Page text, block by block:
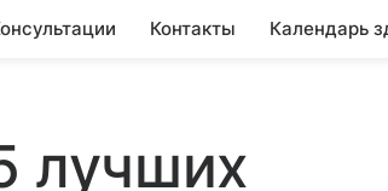
Контакты Календарь
лучших